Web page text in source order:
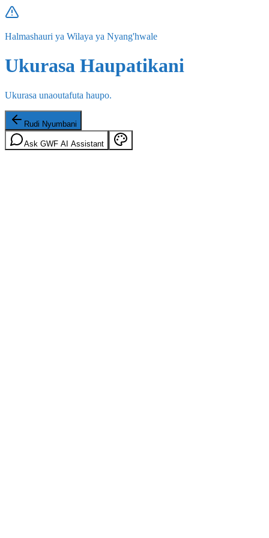
Halmashauri ya Wilaya ya Nyang'hwale
Ukurasa Haupatikani
Ukurasa unaoutafuta haupo.
Rudi Nyumbani
Ask GWF AI Assistant